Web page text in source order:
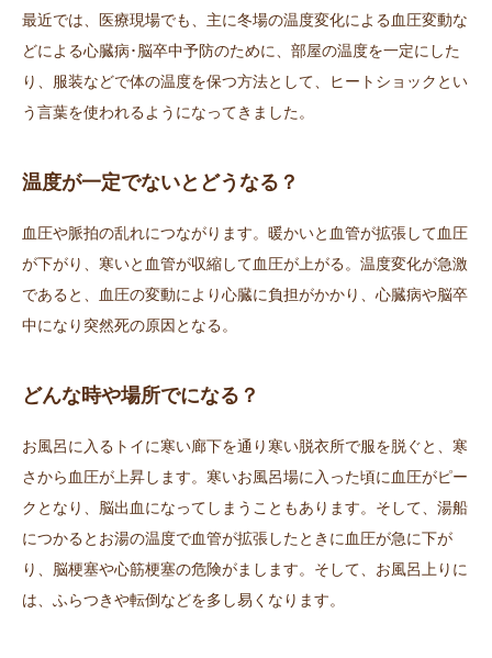
最近では、医療現場でも、主に冬場の温度変化による血圧変動な
どによる心臓病･脳卒中予防のために、部屋の温度を一定にした
り、服装などで体の温度を保つ方法として、ヒートショックとい
う言葉を使われるようになってきました。
温度が一定でないとどうなる？
血圧や脈拍の乱れにつながります。暖かいと血管が拡張して血圧
が下がり、寒いと血管が収縮して血圧が上がる。温度変化が急激
であると、血圧の変動により心臓に負担がかかり、心臓病や脳卒
中になり突然死の原因となる。
どんな時や場所でになる？
お風呂に入るトイに寒い廊下を通り寒い脱衣所で服を脱ぐと、寒
さから血圧が上昇します。寒いお風呂場に入った頃に血圧がピー
クとなり、脳出血になってしまうこともあります。そして、湯船
につかるとお湯の温度で血管が拡張したときに血圧が急に下が
り、脳梗塞や心筋梗塞の危険がまします。そして、お風呂上りに
は、ふらつきや転倒などを多し易くなります。